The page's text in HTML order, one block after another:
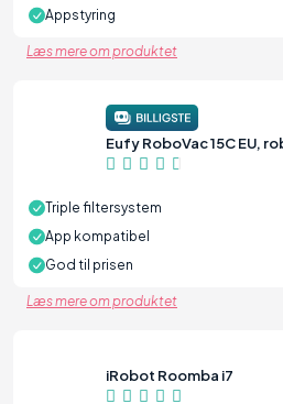
Appstyring
Læs mere om produktet
Triple filtersystem
App kompatibel
God til prisen
Læs mere om produktet
iRobot Roomba i7